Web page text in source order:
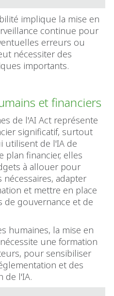
implique la mise en
continue pour
erreurs ou
nécessiter des
importants.
et financiers
de l'AI Act représente
significatif, surtout
utilisent de l'IA de
plan financier, elles
à allouer pour
adapter
et mettre en place
de gouvernance et de
humaines, la mise en
une formation
pour sensibiliser
et des
de l'IA.